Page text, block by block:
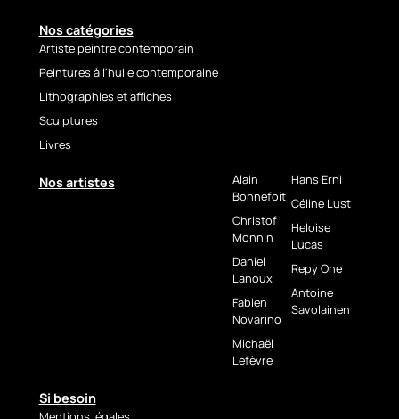
with boldness and
refinement.
TECHNICAL
Geisha Rouge, Marble
Background
Technique: Acrylic painting
with palette knife
Support: Canvas
Available formats: 92 × 73 cm
Artwork: Original
Signature: Yes
Nos catégories
Artiste peintre contemporain
Peintures à l'huile contemporaine
Lithographies et affiches
Sculptures
Livres
Nos artistes
Alain
Bonnefoit
Christof
Monnin
Daniel
Lanoux
Fabien
Novarino
Michaël
Lefèvre
Hans Erni
Céline Lust
Heloise
Lucas
Repy One
Antoine
Savolainen
Si besoin